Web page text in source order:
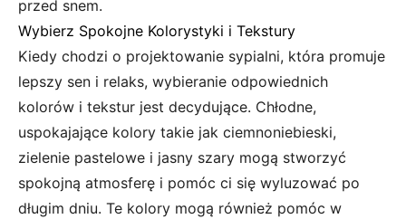
przed snem.
Wybierz Spokojne Kolorystyki i Tekstury
Kiedy chodzi o projektowanie sypialni, która promuje
lepszy sen i relaks, wybieranie odpowiednich
kolorów i tekstur jest decydujące. Chłodne,
uspokajające kolory takie jak ciemnoniebieski,
zielenie pastelowe i jasny szary mogą stworzyć
spokojną atmosferę i pomóc ci się wyluzować po
długim dniu. Te kolory mogą również pomóc w